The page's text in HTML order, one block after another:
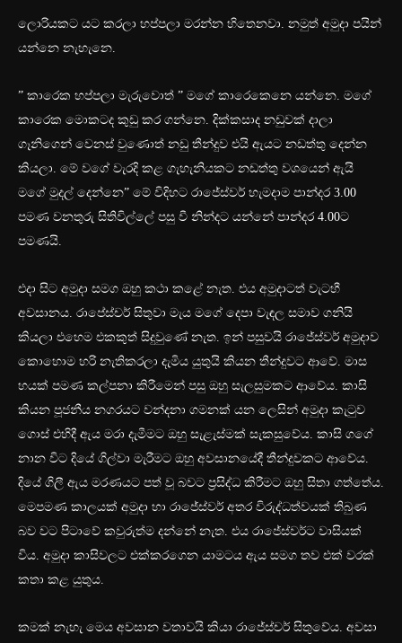
ලොරියකට යට කරලා හප්පලා මරන්න හිතෙනවා. නමුත් අමුදා පයින්
යන්නෙ නැහැනෙ.
” කාරෙක හප්පලා මැරුවොත් ” මගේ කාරෙකෙනෙ යන්නෙ. මගේ
කාරෙක මොකටද කුඩු කර ගන්නෙ. දික්කසාද නඩුවක් දාලා
ගෑනිගෙන් වෙනස් වුණොත් නඩු තීන්දුව එයි ඇයට නඩත්තු දෙන්න
කියලා. මේ වගේ වැරදි කළ ගැහැනියකට නඩත්තු වශයෙන් ඇයි
මගේ මුදල් දෙන්නෙ” මේ විදිහට රාජේස්වර් හැමදාම පාන්දර 3.00
පමණ වනතුරු සිතිවිල්ලේ පසු වී නින්දට යන්නේ පාන්දර 4.00ට
පමණයි.
එදා සිට අමුදා සමග ඔහු කථා කළේ නැත. එය අමුදාටත් වැටහී
අවසානය. රාපේස්චර් සිතුවා මැය මගේ දෙපා වැඳල සමාව ගනියි
කියලා එහෙම එකකුත් සිදුවුණේ නැත. ඉන් පසුවයි රාජේස්වර් අමුදාව
කොහොම හරි නැතිකරලා දැමිය යුතුයි කියන තීන්දුවට ආවේ. මාස
හයක් පමණ කල්පනා කිරීමෙන් පසු ඔහු සැලසුමකට ආවේය. කාසි
කියන පූජනීය නගරයට වන්දනා ගමනක් යන ලෙසින් අමුදා කැටුව
ගොස් එහිදී ඇය මරා දැමීමට ඔහු සැළැස්මක් සැකසුවේය. කාසි ගගේ
නාන විට දියේ ගිල්වා මැරීමට ඔහු අවසානයේදී තීන්දුවකට ආවේය.
දියේ ගිලී ඇය මරණයට පත් වූ බවට ප්‍රසිද්ධ කිරීමට ඔහු සිතා ගත්තේය.
මෙපමණ කාලයක් අමුදා හා රාජේස්වර් අතර විරුද්ධත්වයක් තිබුණ
බව වට පිටාවේ කවුරුත්ම දන්නේ නැත. එය රාජේස්වර්ට වාසියක්
විය. අමුදා කාසිවලට එක්කරගෙන යාමටය ඇය සමග තව එක් වරක්
කතා කළ යුතුය.
කමක් නැහැ මෙය අවසාන වතාවයි කියා රාජේස්චර් සිතුවේය. අවසා